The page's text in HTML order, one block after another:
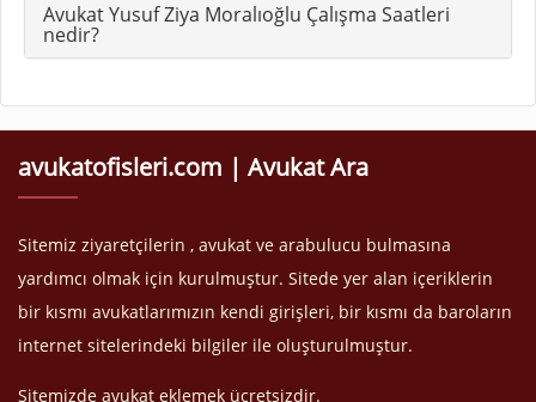
Avukat Yusuf Ziya Moralıoğlu Çalışma Saatleri
nedir?
avukatofisleri.com | Avukat Ara
Sitemiz ziyaretçilerin , avukat ve arabulucu bulmasına
yardımcı olmak için kurulmuştur. Sitede yer alan içeriklerin
bir kısmı avukatlarımızın kendi girişleri, bir kısmı da baroların
internet sitelerindeki bilgiler ile oluşturulmuştur.
Sitemizde avukat eklemek ücretsizdir.